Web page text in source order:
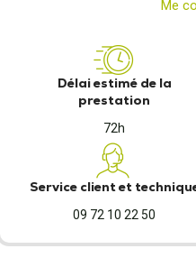
Me
Délai estimé de la
prestation
72h
Service client et
09 72 10 22 50